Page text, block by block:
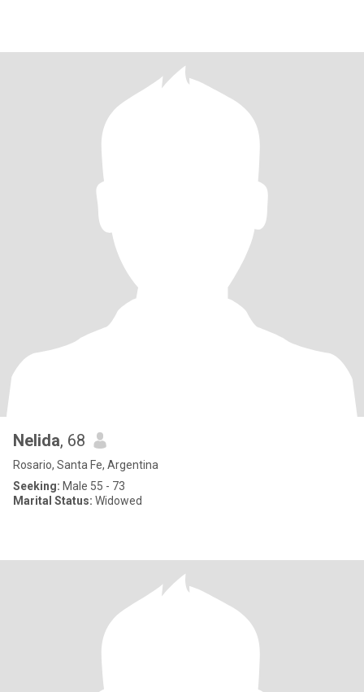
Nelida, 68
Rosario, Santa Fe, Argentina
Seeking: Male 55 - 73
Marital Status: Widowed